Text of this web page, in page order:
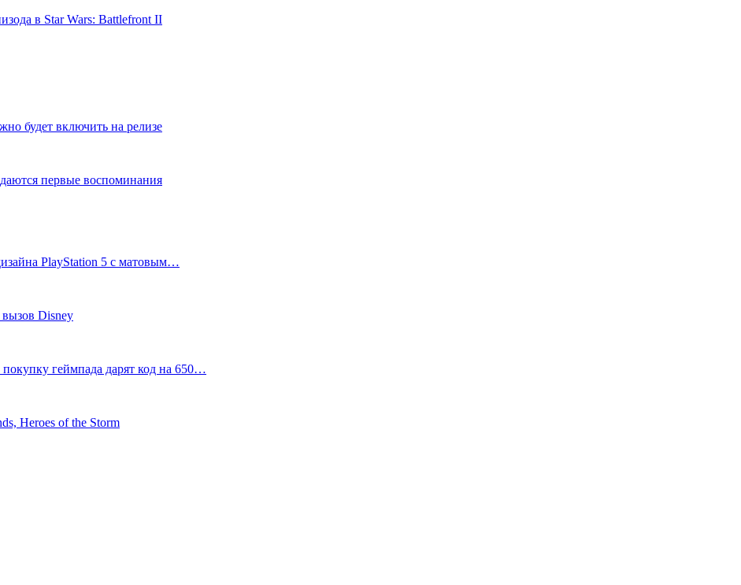
в Star Wars: Battlefront II
будет включить на релизе
первые воспоминания
PlayStation 5 с матовым…
Disney
геймпада дарят код на 650…
Heroes of the Storm